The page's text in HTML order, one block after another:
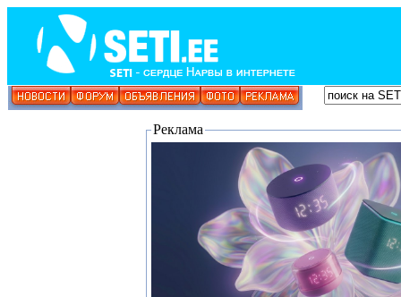
Реклама